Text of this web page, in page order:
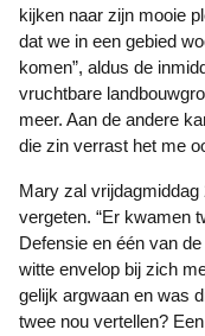
kijken naar zijn mooie
dat we in een gebied
komen”, aldus de
vruchtbare
meer. Aan de andere
die zin verrast het me
Mary zal vrijdagmiddag 2 december vorig jaar niet gauw
vergeten. “Er kwamen
Defensie en één van
witte envelop bij zich
gelijk argwaan en was
twee nou vertellen?